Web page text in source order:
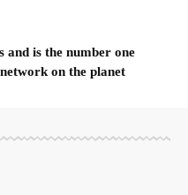
and is the number one
on the planet